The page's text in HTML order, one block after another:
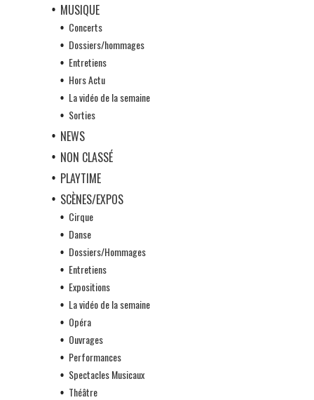
MUSIQUE
Concerts
Dossiers/hommages
Entretiens
Hors Actu
La vidéo de la semaine
Sorties
NEWS
NON CLASSÉ
PLAYTIME
SCÈNES/EXPOS
Cirque
Danse
Dossiers/Hommages
Entretiens
Expositions
La vidéo de la semaine
Opéra
Ouvrages
Performances
Spectacles Musicaux
Théâtre